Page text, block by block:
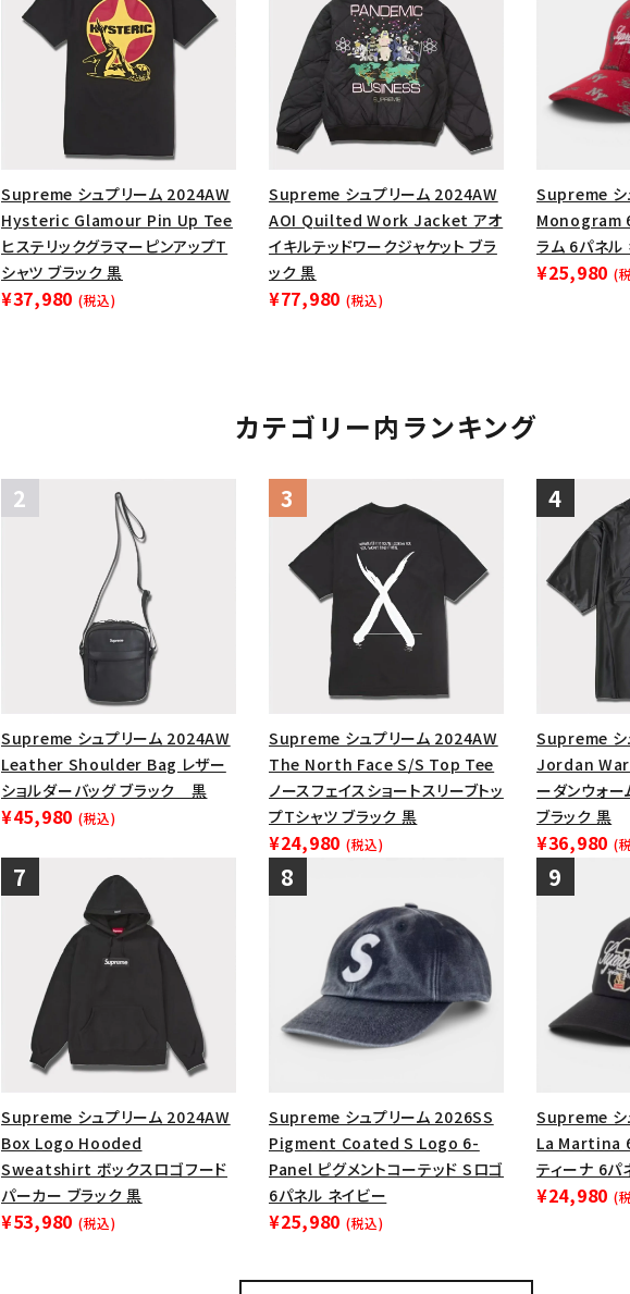
絞り込んで検索する
Supreme シュプリーム 2024AW
Hysteric Glamour Pin Up Tee
ヒステリックグラマーピンアップT
シャツ ブラック 黒
¥37,980 (税込)
Supreme シュプリーム 2024AW
AOI Quilted Work Jacket アオ
イキルテッドワークジャケット ブラ
ック 黒
¥77,980 (税込)
Supreme シ
Monogram
ラム 6パネル
¥25,980 (
カテゴリー内ランキング
Supreme シュプリーム 2024AW
Leather Shoulder Bag レザー
ショルダーバッグ ブラック 黒
¥45,980 (税込)
Supreme シュプリーム 2024AW
The North Face S/S Top Tee
ノースフェイスショートスリーブトッ
プTシャツ ブラック 黒
¥24,980 (税込)
Supreme シ
Jordan
ーダンウォー
ブラック 黒
¥36,980 (
Supreme シュプリーム 2024AW
Box Logo Hooded
Sweatshirt ボックスロゴフード
パーカー ブラック 黒
¥53,980 (税込)
Supreme シュプリーム 2026SS
Pigment Coated S Logo 6-
Panel ピグメントコーテッド Sロゴ
6パネル ネイビー
¥25,980 (税込)
Supreme シ
La Martina
ティーナ 6パ
¥24,980 (